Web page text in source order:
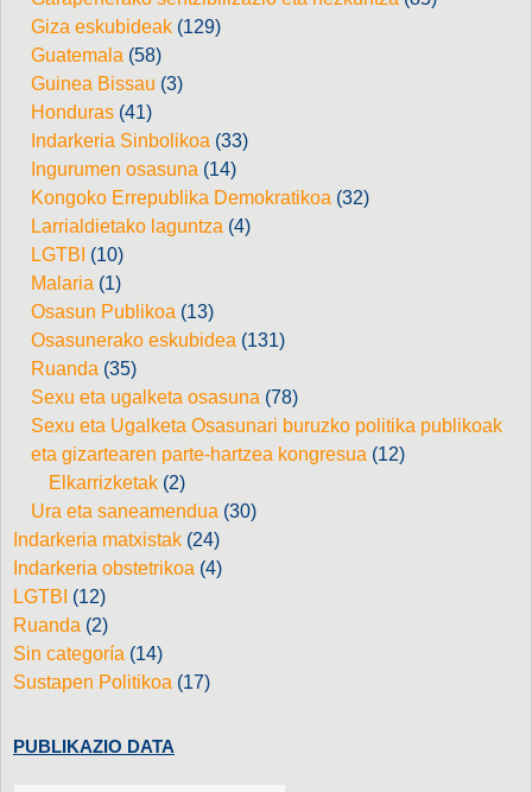
Giza eskubideak (129)
Guatemala (58)
Guinea Bissau (3)
Honduras (41)
Indarkeria Sinbolikoa (33)
Ingurumen osasuna (14)
Kongoko Errepublika Demokratikoa (32)
Larrialdietako laguntza (4)
LGTBI (10)
Malaria (1)
Osasun Publikoa (13)
Osasunerako eskubidea (131)
Ruanda (35)
Sexu eta ugalketa osasuna (78)
Sexu eta Ugalketa Osasunari buruzko politika publikoak
eta gizartearen parte-hartzea kongresua (12)
Elkarrizketak (2)
Ura eta saneamendua (30)
Indarkeria matxistak (24)
Indarkeria obstetrikoa (4)
LGTBI (12)
Ruanda (2)
Sin categoría (14)
Sustapen Politikoa (17)
PUBLIKAZIO DATA